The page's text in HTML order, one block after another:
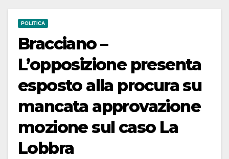
POLITICA
Bracciano –
L’opposizione presenta
esposto alla procura su
mancata approvazione
mozione sul caso La
Lobbra